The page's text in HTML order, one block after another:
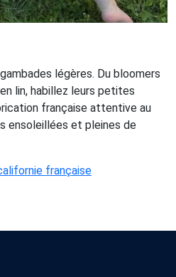
légères. Du bloomers
lin, habillez leurs petites
française attentive au
ensoleillées et pleines de
française